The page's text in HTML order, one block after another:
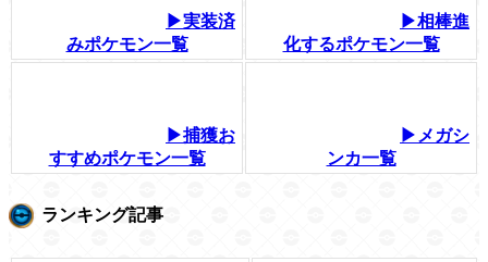
▶実装済
みポケモン一覧
▶相棒進
化するポケモン一覧
▶捕獲お
すすめポケモン一覧
▶メガシ
ンカ一覧
ランキング記事